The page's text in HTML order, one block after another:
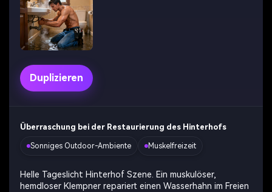
Duplizieren
Überraschung bei der Restaurierung des Hinterhofs
Sonniges Outdoor-Ambiente Muskelfreizeit
Helle Tageslicht Hinterhof Szene. Ein muskulöser,
hemdloser Klempner repariert einen Wasserhahn im Freien